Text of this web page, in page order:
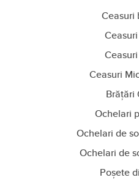
Ceasuri
Ceasuri
Brățări
Ochelari
Ochelari de
Ochelari de
Poșete